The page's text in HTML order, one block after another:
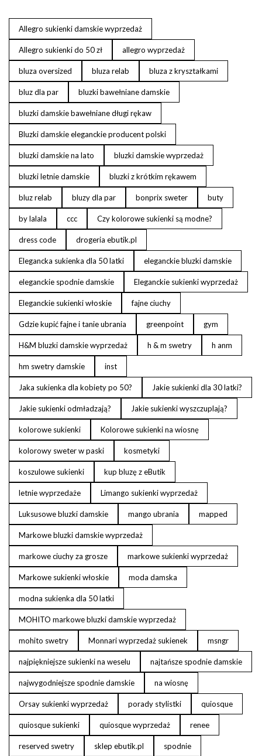
Allegro sukienki damskie wyprzedaż
Allegro sukienki do 50 zł allegro wyprzedaż
bluza oversized bluza relab bluza z kryształkami
bluz dla par bluzki bawełniane damskie
bluzki damskie bawełniane długi rękaw
Bluzki damskie eleganckie producent polski
bluzki damskie na lato bluzki damskie wyprzedaż
bluzki letnie damskie bluzki z krótkim rękawem
bluz relab bluzy dla par bonprix sweter buty
by lalala ccc Czy kolorowe sukienki są modne?
dress code drogeria ebutik.pl
Elegancka sukienka dla 50 latki eleganckie bluzki damskie
eleganckie spodnie damskie Eleganckie sukienki wyprzedaż
Eleganckie sukienki włoskie fajne ciuchy
Gdzie kupić fajne i tanie ubrania greenpoint gym
H&M bluzki damskie wyprzedaż h & m swetry h anm
hm swetry damskie inst
Jaka sukienka dla kobiety po 50? Jakie sukienki dla 30 latki?
Jakie sukienki odmładzają? Jakie sukienki wyszczuplają?
kolorowe sukienki Kolorowe sukienki na wiosnę
kolorowy sweter w paski kosmetyki
koszulowe sukienki kup bluzę z eButik
letnie wyprzedaże Limango sukienki wyprzedaż
Luksusowe bluzki damskie mango ubrania mapped
Markowe bluzki damskie wyprzedaż
markowe ciuchy za grosze markowe sukienki wyprzedaż
Markowe sukienki włoskie moda damska
modna sukienka dla 50 latki
MOHITO markowe bluzki damskie wyprzedaż
mohito swetry Monnari wyprzedaż sukienek msngr
najpiękniejsze sukienki na weselu najtańsze spodnie damskie
najwygodniejsze spodnie damskie na wiosnę
Orsay sukienki wyprzedaż porady stylistki quiosque
quiosque sukienki quiosque wyprzedaż renee
reserved swetry sklep ebutik.pl spodnie